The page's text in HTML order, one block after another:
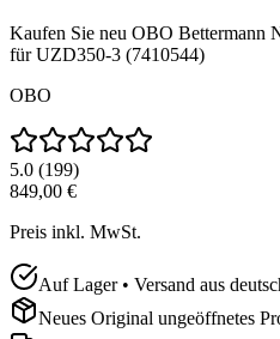
Kaufen Sie neu OBO Bettermann
für UZD350-3 (7410544)
OBO
5.0 (199)
849,00 €
Preis inkl. MwSt.
Auf Lager • Versand aus
Neues Original ungeöffnetes